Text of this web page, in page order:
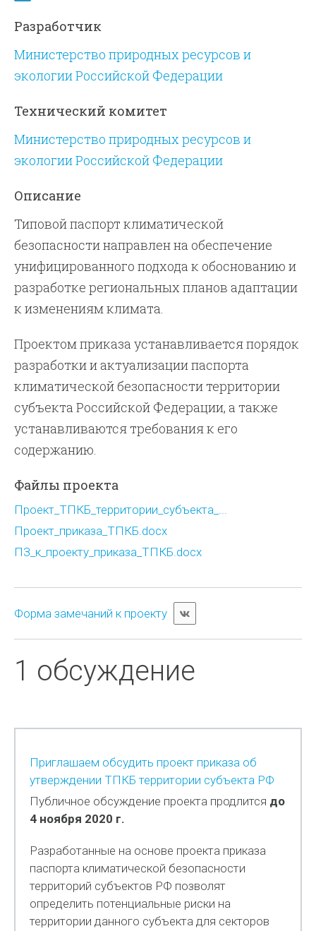
Разработчик
Министерство природных ресурсов и
экологии Российской Федерации
Технический комитет
Министерство природных ресурсов и
экологии Российской Федерации
Описание
Типовой паспорт климатической
безопасности направлен на обеспечение
унифицированного подхода к обоснованию и
разработке региональных планов адаптации
к изменениям климата.
Проектом приказа устанавливается порядок
разработки и актуализации паспорта
климатической безопасности территории
субъекта Российской Федерации, а также
устанавливаются требования к его
содержанию.
Файлы проекта
Проект_ТПКБ_территории_субъекта_...
Проект_приказа_ТПКБ.docx
ПЗ_к_проекту_приказа_ТПКБ.docx
Форма замечаний к проекту
1 обсуждение
Приглашаем обсудить проект приказа об
утверждении ТПКБ территории субъекта РФ
Публичное обсуждение проекта продлится до
4 ноября 2020 г.
Разработанные на основе проекта приказа
паспорта климатической безопасности
территорий субъектов РФ позволят
определить потенциальные риски на
территории данного субъекта для секторов